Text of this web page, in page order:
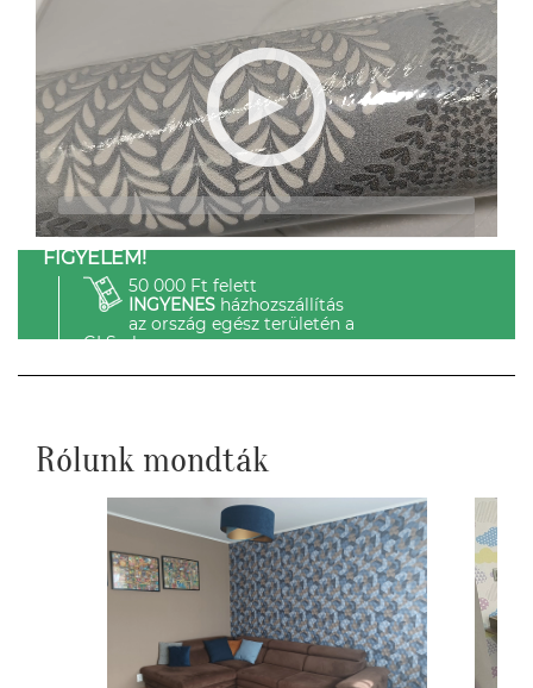
FIGYELEM!
50 000 Ft felett
INGYENESházhozszállítás
az ország egész területén a
GLS-el.
Rólunk mondták